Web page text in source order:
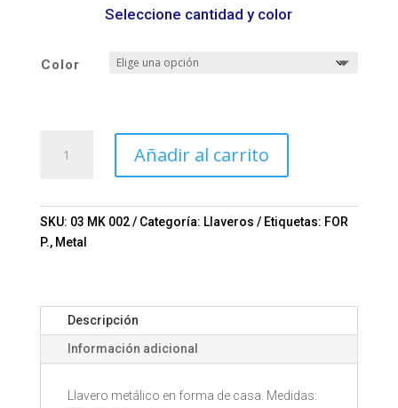
Seleccione cantidad y color
Color
HOUSE
MK
002
Añadir al carrito
SKU: 03 MK 002 Categoría: Llaveros Etiquetas: FOR
P., Metal
Descripción
Información adicional
Llavero metálico en forma de casa. Medidas: